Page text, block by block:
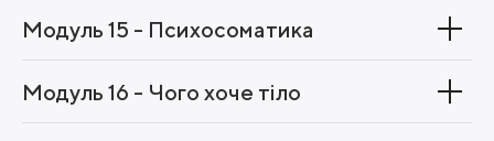
Модуль 15 - Психосоматика
Модуль 16 - Чого хоче тіло